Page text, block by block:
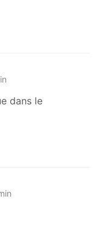
dans le